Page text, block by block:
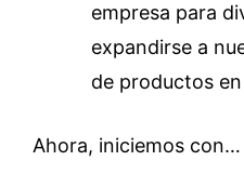
empresa para
expandirse a
de productos
Ahora, iniciemos con…